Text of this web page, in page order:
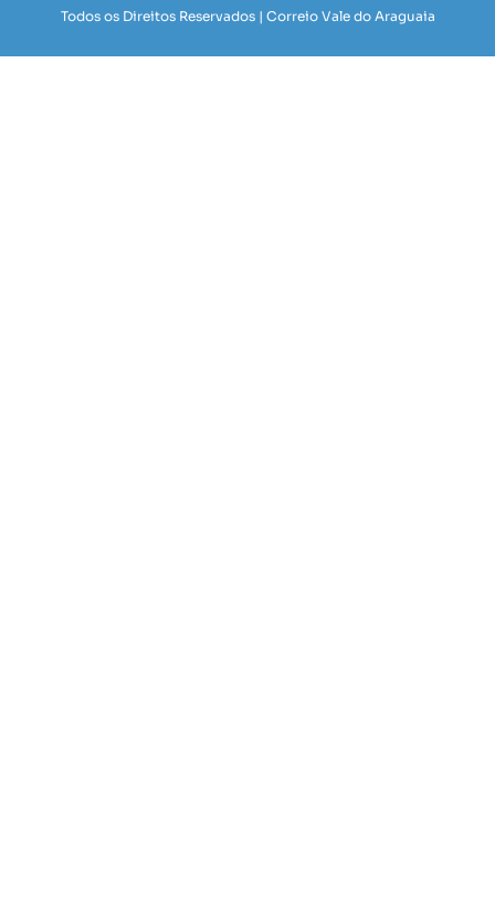
Todos os Direitos Reservados | Correio Vale do Araguaia